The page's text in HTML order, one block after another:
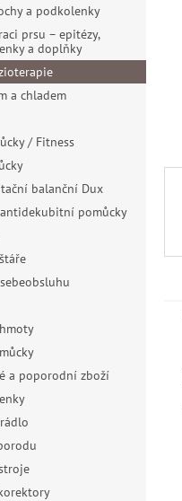
a podkolenky
prsu – epitézy,
a doplňky
a chladem
/ Fitness
balanční Dux
pomůcky
a poporodní zboží